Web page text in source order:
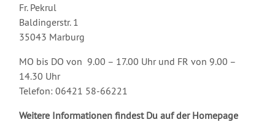
Fr. Pekrul
Baldingerstr. 1
35043 Marburg
MO bis DO von 9.00 – 17.00 Uhr und FR von 9.00 –
14.30 Uhr
Telefon: 06421 58-66221
Weitere Informationen findest Du auf der Homepage